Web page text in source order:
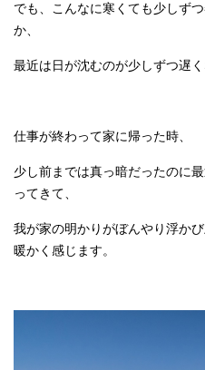
でも、こんなに寒くても少しず
か、
最近は日が沈むのが少しずつ遅
仕事が終わって家に帰った時、
少し前までは真っ暗だったのに
ってきて、
我が家の明かりがぼんやり浮か
暖かく感じます。